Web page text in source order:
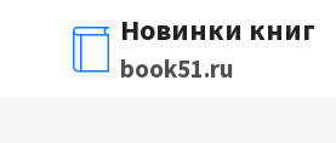
содержимому
Новинки книг
book51.ru